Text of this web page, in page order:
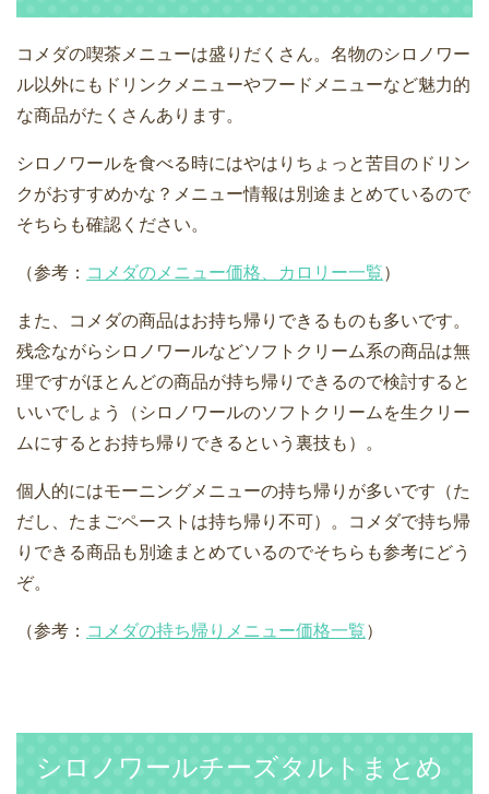
コメダの喫茶メニューは盛りだくさん。名物のシロノワー
ル以外にもドリンクメニューやフードメニューなど魅力的
な商品がたくさんあります。
シロノワールを食べる時にはやはりちょっと苦目のドリン
クがおすすめかな？メニュー情報は別途まとめているので
そちらも確認ください。
（参考： コメダのメニュー価格、カロリー一覧）
また、コメダの商品はお持ち帰りできるものも多いです。
残念ながらシロノワールなどソフトクリーム系の商品は無
理ですがほとんどの商品が持ち帰りできるので検討すると
いいでしょう（シロノワールのソフトクリームを生クリー
ムにするとお持ち帰りできるという裏技も）。
個人的にはモーニングメニューの持ち帰りが多いです（た
だし、たまごペーストは持ち帰り不可）。コメダで持ち帰
りできる商品も別途まとめているのでそちらも参考にどう
ぞ。
（参考： コメダの持ち帰りメニュー価格一覧）
シロノワールチーズタルトまとめ